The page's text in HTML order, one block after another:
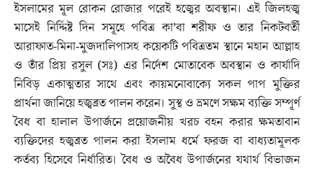
ইসলামের মূল রোকন রোজার পরেই হজ্বের অবস্থান। এই জিলহজ্ব
মাসেই নির্দ্দিষ্ট দিন সমূহে পবিত্র কা’বা শরীফ ও তার নিকটবর্তী
আরাফাত-মিনা-মুজদালিপাসহ কয়েকটি পবিত্রতম স্থানে মহান আল্লাহ
ও তাঁর প্রিয় রসুল (সঃ) এর নির্দেশ মোতাবেক অবস্থান ও কার্যাদি
নিবিড় একাত্মতার সাথে এবং কায়মনোবাক্যে সকল পাপ মুক্তির
প্রার্থনা জানিয়ে হজ্বব্রত পালন করেন। সুস্থ ও ভ্রমণে সক্ষম ব্যক্তি সম্পূর্ণ
বৈধ বা হালাল উপার্জনে প্রয়োজনীয় খরচ বহন করার ক্ষমতাবান
ব্যক্তিদের হজ্বব্রত পালন করা ইসলাম ধর্মে ফরজ বা বাধ্যতামূলক
কর্তব্য হিসেবে নির্ধারিত। বৈধ ও অবৈধ উপার্জনের যথার্থ বিভাজন